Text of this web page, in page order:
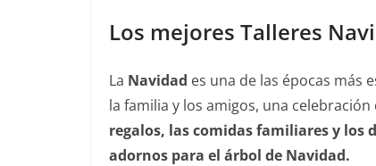
Los mejores Talleres
La Navidad es una de las épocas más
la familia y los amigos, una
regalos, las comidas familiares y los
adornos para el árbol de Navidad.